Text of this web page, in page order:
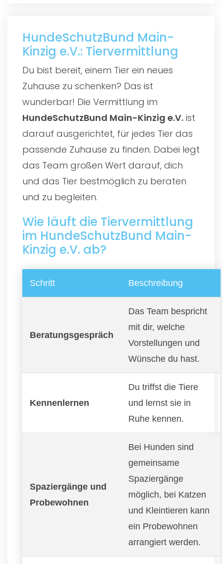
HundeSchutzBund Main-
Kinzig e.V.: Tiervermittlung
Du bist bereit, einem Tier ein neues
Zuhause zu schenken? Das ist
wunderbar! Die Vermittlung im
HundeSchutzBund Main-Kinzig e.V. ist
darauf ausgerichtet, für jedes Tier das
passende Zuhause zu finden. Dabei legt
das Team großen Wert darauf, dich
und das Tier bestmöglich zu beraten
und zu begleiten.
Wie läuft die Tiervermittlung
im HundeSchutzBund Main-
Kinzig e.V. ab?
Schritt Beschreibung
Beratungsgespräch
Das Team bespricht
mit dir, welche
Vorstellungen und
Wünsche du hast.
Kennenlernen
Du triffst die Tiere
und lernst sie in
Ruhe kennen.
Spaziergänge und
Probewohnen
Bei Hunden sind
gemeinsame
Spaziergänge
möglich, bei Katzen
und Kleintieren kann
ein Probewohnen
arrangiert werden.